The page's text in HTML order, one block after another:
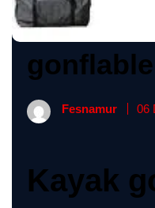
pêche en
gonflable
Fesnamur 06
Kayak